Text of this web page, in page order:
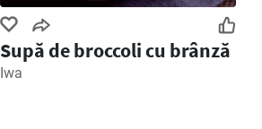
Supă de broccoli cu brânză
Iwa